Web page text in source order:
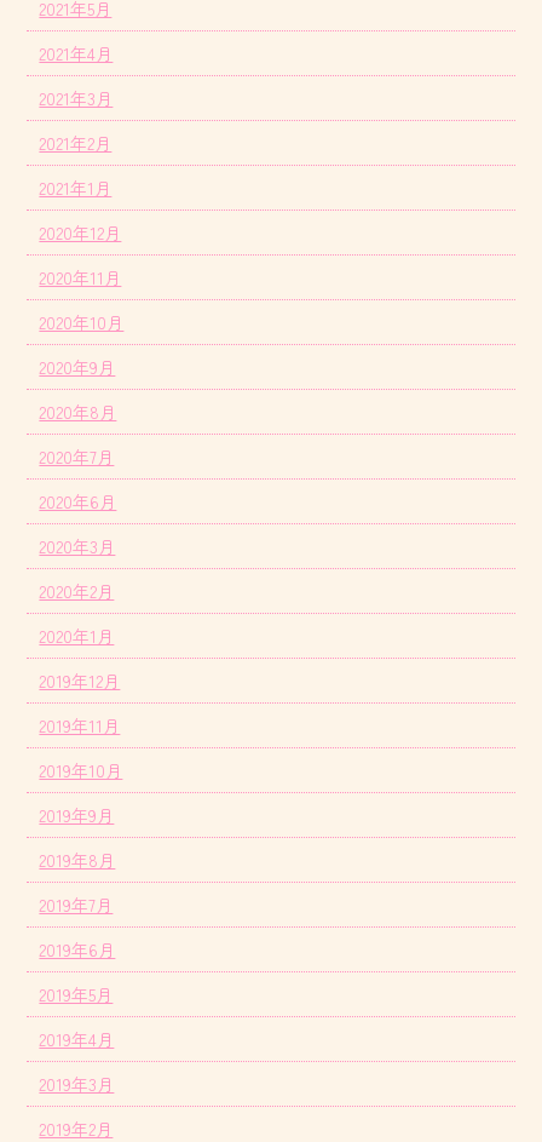
2021年5月
2021年4月
2021年3月
2021年2月
2021年1月
2020年12月
2020年11月
2020年10月
2020年9月
2020年8月
2020年7月
2020年6月
2020年3月
2020年2月
2020年1月
2019年12月
2019年11月
2019年10月
2019年9月
2019年8月
2019年7月
2019年6月
2019年5月
2019年4月
2019年3月
2019年2月